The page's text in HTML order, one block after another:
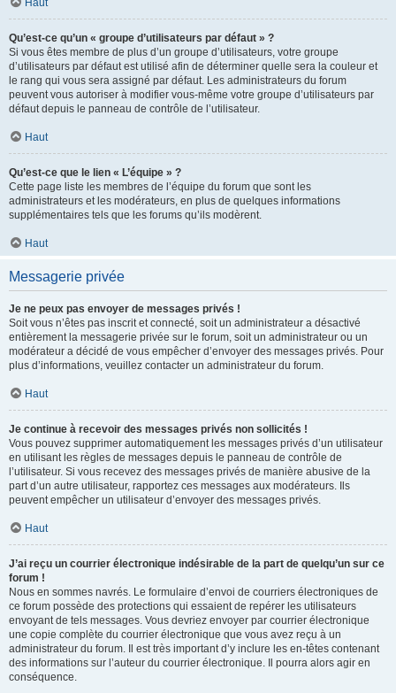
Haut
Qu’est-ce qu’un « groupe d’utilisateurs par défaut » ?
Si vous êtes membre de plus d’un groupe d’utilisateurs, votre groupe
d’utilisateurs par défaut est utilisé afin de déterminer quelle sera la couleur et
le rang qui vous sera assigné par défaut. Les administrateurs du forum
peuvent vous autoriser à modifier vous-même votre groupe d’utilisateurs par
défaut depuis le panneau de contrôle de l’utilisateur.
Haut
Qu’est-ce que le lien « L’équipe » ?
Cette page liste les membres de l’équipe du forum que sont les
administrateurs et les modérateurs, en plus de quelques informations
supplémentaires tels que les forums qu’ils modèrent.
Haut
Messagerie privée
Je ne peux pas envoyer de messages privés !
Soit vous n’êtes pas inscrit et connecté, soit un administrateur a désactivé
entièrement la messagerie privée sur le forum, soit un administrateur ou un
modérateur a décidé de vous empêcher d’envoyer des messages privés. Pour
plus d’informations, veuillez contacter un administrateur du forum.
Haut
Je continue à recevoir des messages privés non sollicités !
Vous pouvez supprimer automatiquement les messages privés d’un utilisateur
en utilisant les règles de messages depuis le panneau de contrôle de
l’utilisateur. Si vous recevez des messages privés de manière abusive de la
part d’un autre utilisateur, rapportez ces messages aux modérateurs. Ils
peuvent empêcher un utilisateur d’envoyer des messages privés.
Haut
J’ai reçu un courrier électronique indésirable de la part de quelqu’un sur ce
forum !
Nous en sommes navrés. Le formulaire d’envoi de courriers électroniques de
ce forum possède des protections qui essaient de repérer les utilisateurs
envoyant de tels messages. Vous devriez envoyer par courrier électronique
une copie complète du courrier électronique que vous avez reçu à un
administrateur du forum. Il est très important d’y inclure les en-têtes contenant
des informations sur l’auteur du courrier électronique. Il pourra alors agir en
conséquence.